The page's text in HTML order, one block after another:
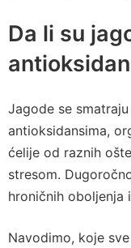
Da li su
Jagode se
antioksidansima,
ćelije od raznih
stresom.
hroničnih oboljenja
Navodimo, koje